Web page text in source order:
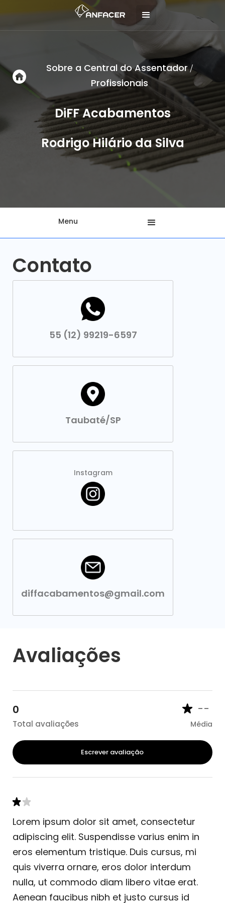
Sobre a Central do Assentador/
Profissionais
DiFF Acabamentos
Rodrigo Hilário da Silva
Menu
Contato
55 (12) 99219-6597
Taubaté/SP
Instagram
diffacabamentos@gmail.com
Avaliações
0
Total avaliações
--
Média
Escrever avaliação
Lorem ipsum dolor sit amet, consectetur
adipiscing elit. Suspendisse varius enim in
eros elementum tristique. Duis cursus, mi
quis viverra ornare, eros dolor interdum
nulla, ut commodo diam libero vitae erat.
Aenean faucibus nibh et justo cursus id